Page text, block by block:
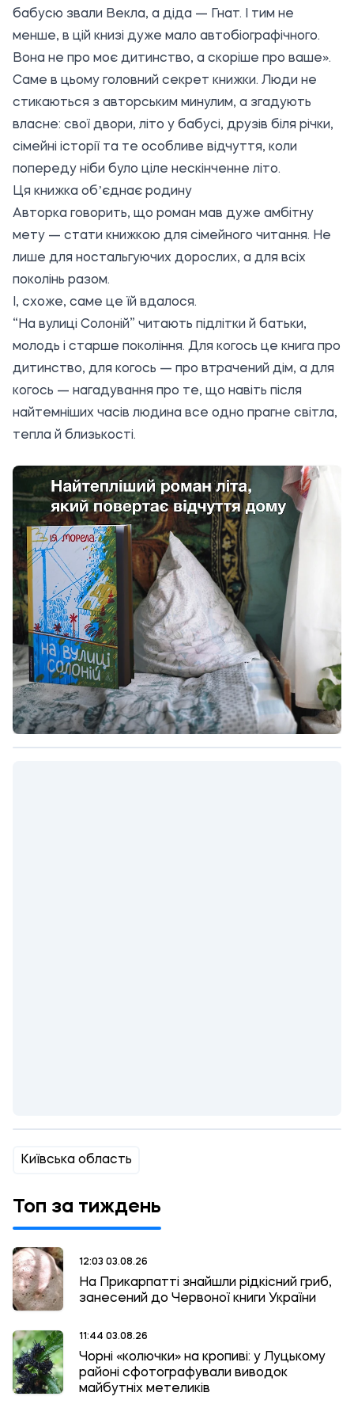
бабусю звали Векла, а діда — Гнат. І тим не
менше, в цій книзі дуже мало автобіографічного.
Вона не про моє дитинство, а скоріше про ваше».
Саме в цьому головний секрет книжки. Люди не
стикаються з авторським минулим, а згадують
власне: свої двори, літо у бабусі, друзів біля річки,
сімейні історії та те особливе відчуття, коли
попереду ніби було ціле нескінченне літо.
Ця книжка обʼєднає родину
Авторка говорить, що роман мав дуже амбітну
мету — стати книжкою для сімейного читання. Не
лише для ностальгуючих дорослих, а для всіх
поколінь разом.
І, схоже, саме це їй вдалося.
“ На вулиці Солоній” читають підлітки й батьки,
молодь і старше покоління. Для когось це книга про
дитинство, для когось — про втрачений дім, а для
когось — нагадування про те, що навіть після
найтемніших часів людина все одно прагне світла,
тепла й близькості.
Київська область
Топ за тиждень
12:03 03.08.26
На Прикарпатті знайшли рідкісний гриб,
занесений до Червоної книги України
11:44 03.08.26
Чорні «колючки» на кропиві: у Луцькому
районі сфотографували виводок
майбутніх метеликів